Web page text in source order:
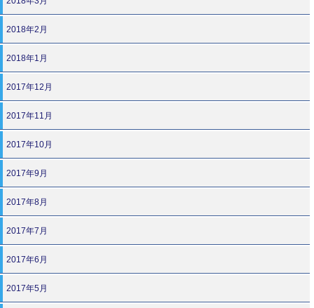
2018年2月
2018年1月
2017年12月
2017年11月
2017年10月
2017年9月
2017年8月
2017年7月
2017年6月
2017年5月